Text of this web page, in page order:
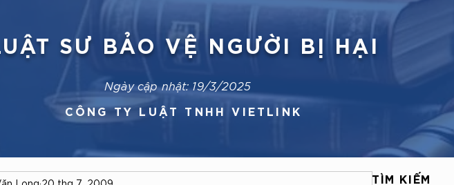
SƯ BẢO VỆ NGƯỜI BỊ HẠI
Ngày cập nhật: 19/3/2025
CÔNG TY LUẬT TNHH VIETLINK
TÌM KIẾM